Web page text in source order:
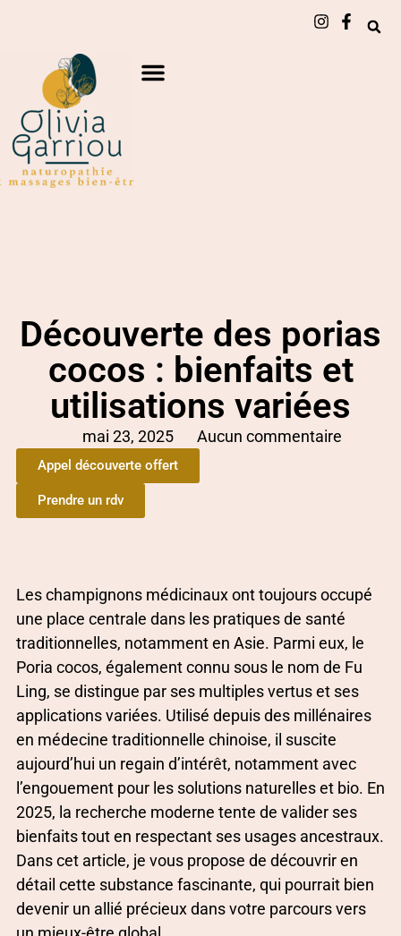
Découverte des porias
cocos : bienfaits et
utilisations variées
mai 23, 2025 Aucun commentaire
Appel découverte offert
Prendre un rdv
Les champignons médicinaux ont toujours occupé
une place centrale dans les pratiques de santé
traditionnelles, notamment en Asie. Parmi eux, le
Poria cocos, également connu sous le nom de Fu
Ling, se distingue par ses multiples vertus et ses
applications variées. Utilisé depuis des millénaires
en médecine traditionnelle chinoise, il suscite
aujourd’hui un regain d’intérêt, notamment avec
l’engouement pour les solutions naturelles et bio. En
2025, la recherche moderne tente de valider ses
bienfaits tout en respectant ses usages ancestraux.
Dans cet article, je vous propose de découvrir en
détail cette substance fascinante, qui pourrait bien
devenir un allié précieux dans votre parcours vers